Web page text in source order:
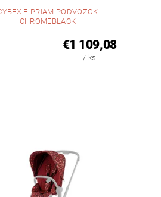
E-PRIAM PODVOZOK
CHROMEBLACK
€1 109,08
/ ks